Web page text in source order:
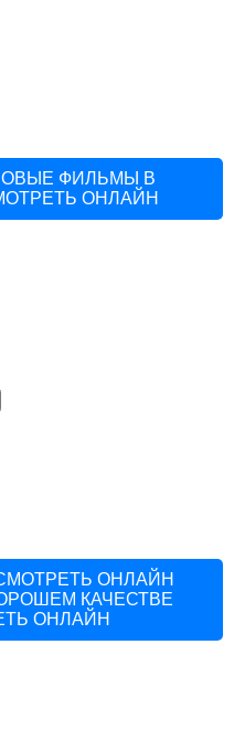
ФИЛЬМЫ В
ОНЛАЙН
ОНЛАЙН
КАЧЕСТВЕ
ОНЛАЙН